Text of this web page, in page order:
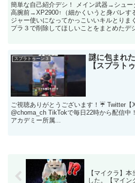
簡単な自己紹介デシ！ メイン武器→シュー
高腕前→XP2900↑（細かくいうと身バレす
ジャー使いになってかっこいいキルとりま
プラ３で削除してほしいことをまとめたデ
スプラトゥーン３
謎に包まれ
【スプラト
ご視聴ありがとうございます！☔️ Twitter【
@choma_ch TikTokで毎日22時から配信中
アカデミー所属...
【マイクラ】
した。【マイン